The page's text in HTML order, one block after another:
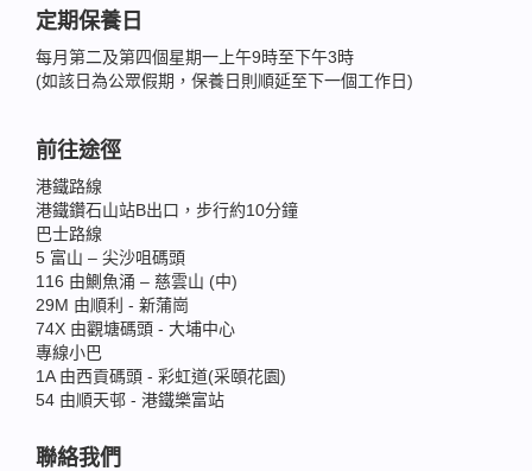
定期保養日
每月第二及第四個星期一上午9時至下午3時
(如該日為公眾假期，保養日則順延至下一個工作日)
前往途徑
港鐵路線
港鐵鑽石山站B出口，步行約10分鐘
巴士路線
5 富山 – 尖沙咀碼頭
116 由鰂魚涌 – 慈雲山 (中)
29M 由順利 - 新蒲崗
74X 由觀塘碼頭 - 大埔中心
專線小巴
1A 由西貢碼頭 - 彩虹道(采頤花園)
54 由順天邨 - 港鐵樂富站
聯絡我們